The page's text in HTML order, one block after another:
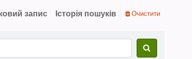
запис Історія пошуків Очистити